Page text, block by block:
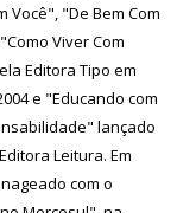
Você", "De Bem Com
Viver Com
Editora Tipo em
e "Educando com
lançado
Leitura. Em
com o